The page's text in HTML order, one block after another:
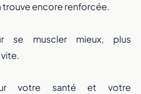
trouve encore renforcée.
se muscler mieux, plus
votre santé et votre